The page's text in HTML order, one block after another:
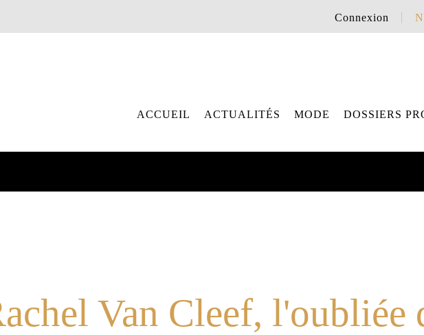
Connexion
ACCUEIL ACTUALITÉS MODE DOSSIERS
Van Cleef, l'oubliée